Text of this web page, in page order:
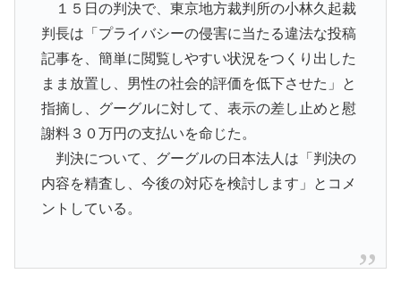
１５日の判決で、東京地方裁判所の小林久起裁
判長は「プライバシーの侵害に当たる違法な投稿
記事を、簡単に閲覧しやすい状況をつくり出した
まま放置し、男性の社会的評価を低下させた」と
指摘し、グーグルに対して、表示の差し止めと慰
謝料３０万円の支払いを命じた。
判決について、グーグルの日本法人は「判決の
内容を精査し、今後の対応を検討します」とコメ
ントしている。